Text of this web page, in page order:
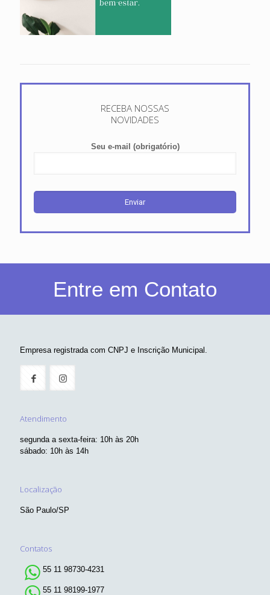
RECEBA NOSSAS
NOVIDADES
Seu e-mail (obrigatório)
Entre em Contato
Empresa registrada com CNPJ e Inscrição Municipal.
Atendimento
segunda a sexta-feira: 10h às 20h
sábado: 10h às 14h
Localização
São Paulo/SP
Contatos
55 11 98730-4231
55 11 98199-1977